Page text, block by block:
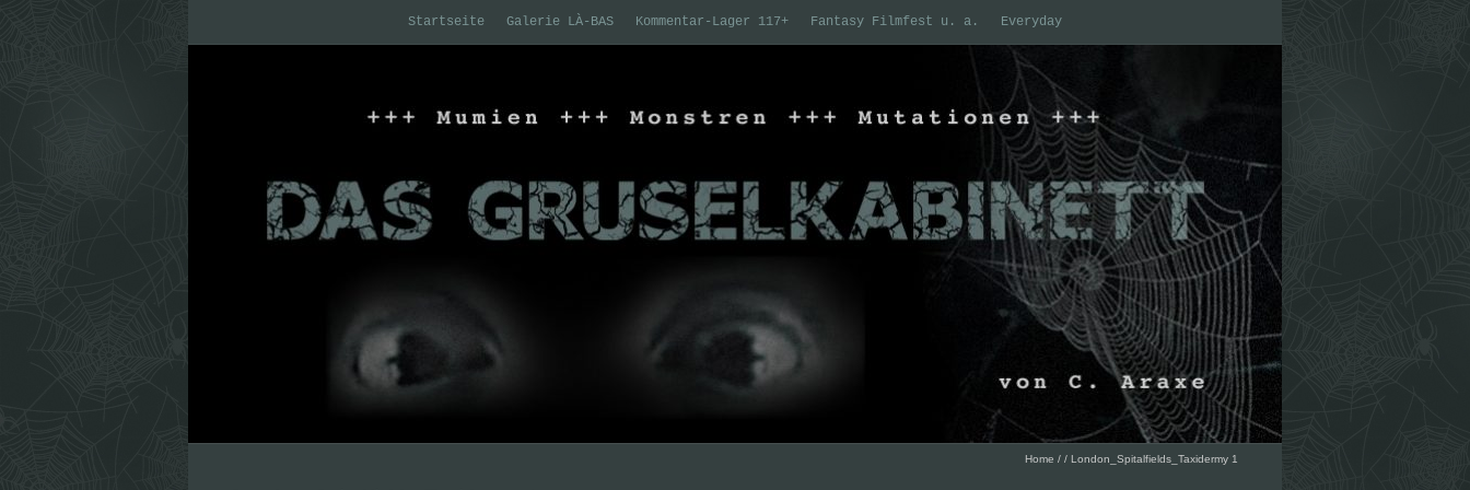
Startseite Galerie LÀ-BAS Kommentar-Lager 117+ Fantasy Filmfest u. a. Everyday
Home / / London_Spitalfields_Taxidermy 1